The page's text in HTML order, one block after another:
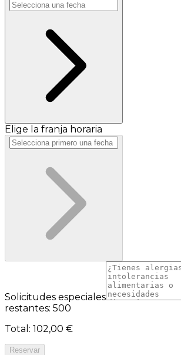
Elige la franja horaria
Solicitudes especiales
restantes: 500
Total : 102,00 €
Reservar